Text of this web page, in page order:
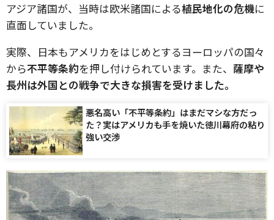
アジア諸国が、当時は欧米諸国による植民地化の危機に
直面していました。
実際、日本もアメリカをはじめとするヨーロッパの国々
から不平等条約を押し付けられています。また、 薩摩や
長州は外国との戦争で大きな損害を受けました。
悪名高い「不平等条約」はまだマシな方だっ
た？実はアメリカも手を焼いた徳川幕府の粘り
強い交渉